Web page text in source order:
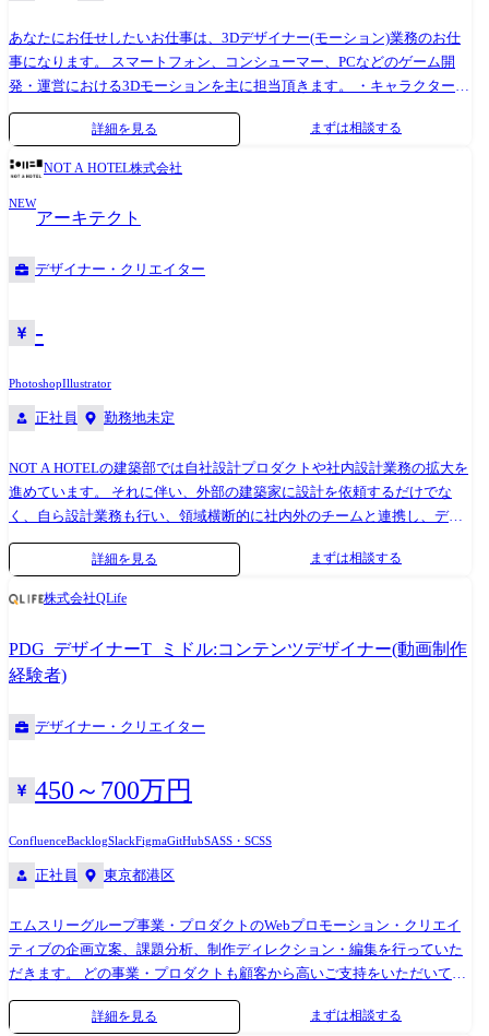
あなたにお任せしたいお仕事は、3Dデザイナー(モーション)業務のお仕
事になります。 スマートフォン、コンシューマー、PCなどのゲーム開
発・運営における3Dモーションを主に担当頂きます。 ・キャラクターモ
ーション制作 ・演出モーション制作 ・アクションモーション制作 ・モ
ーションの品質管理、外部発注管理 ・カメラワーク ・外部もしくは他セ
クションとの折衝 ・その他付随する業務 ※上記全てではなく、これまで
実績や適性に合わせていずれかの業務を担当頂きます。 バンダイナムコ
グループ、セガグループ、コナミなど、ゲーム業界を牽引するトップ企
業と安定的な取引を行っております。プロダクションカンパニーの一員
として様々なクライアントのプロジェクトに参画して頂き、1つの会社だ
けでは実現できない多彩なスキルやノウハウを身に付けることが可能で
詳細を見る まずは相談する
NOT A HOTEL株式会社
NEW
アーキテクト
デザイナー・クリエイター
-
PhotoshopIllustrator
正社員 勤務地未定
NOT A HOTELの建築部では自社設計プロダクトや社内設計業務の拡大を
進めています。 それに伴い、外部の建築家に設計を依頼するだけでな
く、自ら設計業務も行い、領域横断的に社内外のチームと連携し、デザ
イン面の取りまとめを行うといった意匠設計業務の重要度が増していま
す。 建築の設計業務に加えて、Webサイトに掲載するイメージパースや
ムービーのディレクション業務など、デザインに関する多方面の業務へ
ミュニケーションを図りながらNOT A HOTELとして目指すべき建築のデ
ザインを実現していただきます。 ・社外のクリエイターと協働し、専門
モデリング、レンダリングを用いたデザイン検討をしていただきます。
のパートナーとの3Dパースや動画のディレクション業務をしていただき
ます。 ・NOT A HOTELメディア掲載に向けた撮影補助、現場立ち会いを
詳細を見る まずは相談する
株式会社QLife
PDG_デザイナーT_ミドル:コンテンツデザイナー(動画制作
経験者)
デザイナー・クリエイター
450～700万円
ConfluenceBacklogSlackFigmaGitHubSASS・SCSS
正社員 東京都港区
エムスリーグループ事業・プロダクトのWebプロモーション・クリエイ
ティブの企画立案、課題分析、制作ディレクション・編集を行っていた
だきます。 どの事業・プロダクトも顧客から高いご支持をいただいてお
り、これらをより多くの方に手にとっていただくことがミッションで
す。 主に動画制作及びディレクションをお任せしますが、WEBページや
詳細を見る まずは相談する